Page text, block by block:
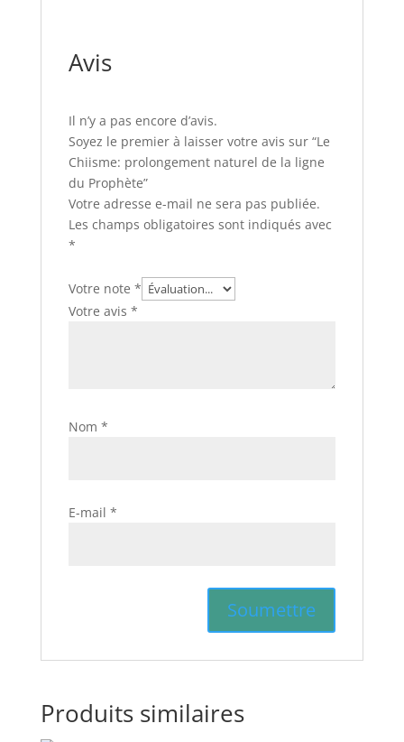
Avis
Il n’y a pas encore d’avis.
Soyez le premier à laisser votre avis sur “Le
Chiisme: prolongement naturel de la ligne
du Prophète”
Votre adresse e-mail ne sera pas publiée.
Les champs obligatoires sont indiqués avec
*
Votre note *
Votre avis *
Nom *
E-mail *
Produits similaires